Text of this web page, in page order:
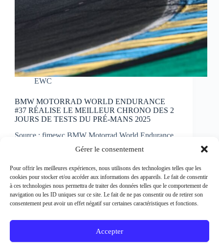
Gérer le consentement
Pour offrir les meilleures expériences, nous utilisons des technologies telles que les
cookies pour stocker et/ou accéder aux informations des appareils. Le fait de consentir
à ces technologies nous permettra de traiter des données telles que le comportement de
navigation ou les ID uniques sur ce site. Le fait de ne pas consentir ou de retirer son
consentement peut avoir un effet négatif sur certaines caractéristiques et fonctions.
Accepter
EWC
BMW MOTORRAD WORLD ENDURANCE
#37 RÉALISE LE MEILLEUR CHRONO DES 2
JOURS DE TESTS DU PRÉ-MANS 2025
Source : fimewc BMW Motorrad World Endurance
prévue les 19 et 20 avril 2025, sur les chapeaux de
Pré-Test au Mans aujourd’hui (mercredi). Ce premier
essai…
Patrick Bertineau
3 avril 2025
Copyright Bikes On Track © 2026